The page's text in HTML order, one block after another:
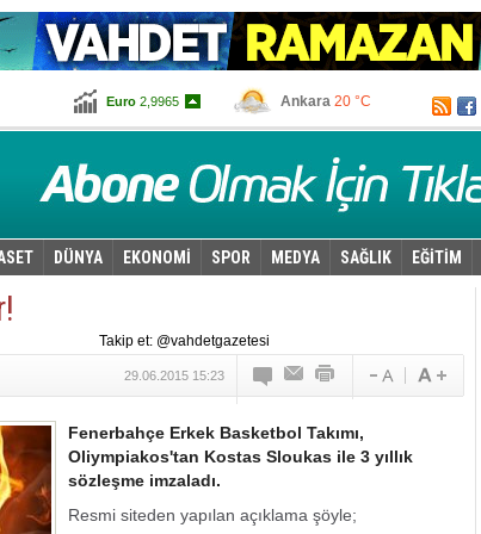
BIST82.250
Altın 100,803
DÜNYA EKONOMİ SPOR MEDYA SAĞLIK EĞİTİM
29.06.2015 15:23
Fenerbahçe Erkek Basketbol Takımı,
Oliympiakos'tan Kostas Sloukas ile 3 yıllık
sözleşme imzaladı.
Resmi siteden yapılan açıklama şöyle;
Takip et: @vahdetgazetesi